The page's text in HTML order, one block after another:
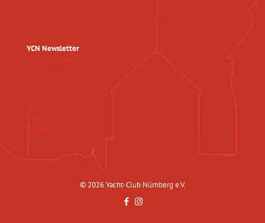
YCN Newsletter
Hier eintragen
Impressum
Datenschutz
Kontakt
© 2026 Yacht-Club Nürnberg e.V.